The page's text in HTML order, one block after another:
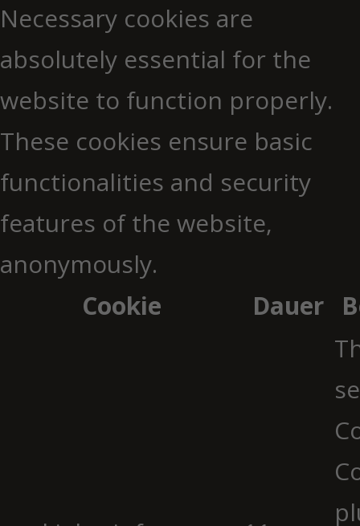
Necessary cookies are
absolutely essential for the
website to function properly.
These cookies ensure basic
functionalities and security
features of the website,
anonymously.
Cookie
Dauer